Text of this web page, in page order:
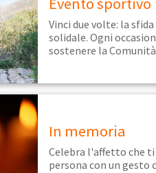
Vinci due volte: la
solidale. Ogni
sostenere la
In memoria
Celebra l'affetto che ti
persona con un gesto